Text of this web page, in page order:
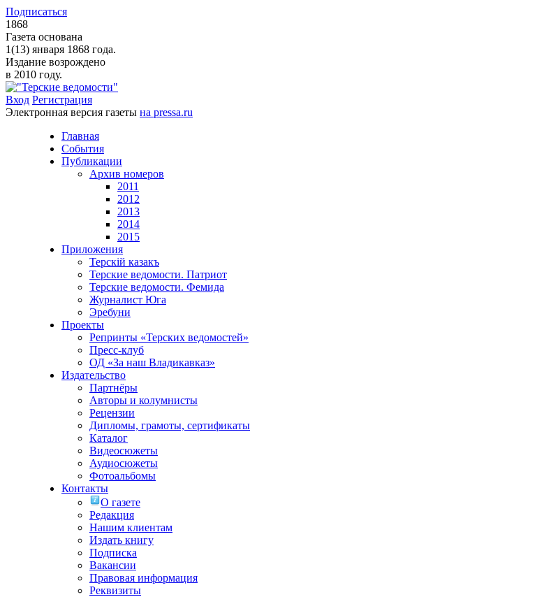
Подписаться
1868
Газета основана
1(13) января 1868 года.
Издание возрождено
в 2010 году.
Вход Регистрация
Электронная версия газеты на pressa.ru
Главная
События
Публикации
Архив номеров
2011
2012
2013
2014
2015
Приложения
Терскiй казакъ
Терские ведомости. Патриот
Терские ведомости. Фемида
Журналист Юга
Эребуни
Проекты
Репринты «Терских ведомостей»
Пресс-клуб
ОД «За наш Владикавказ»
Издательство
Партнёры
Авторы и колумнисты
Рецензии
Дипломы, грамоты, сертификаты
Каталог
Видеосюжеты
Аудиосюжеты
Фотоальбомы
Контакты
О газете
Редакция
Нашим клиентам
Издать книгу
Подписка
Вакансии
Правовая информация
Реквизиты